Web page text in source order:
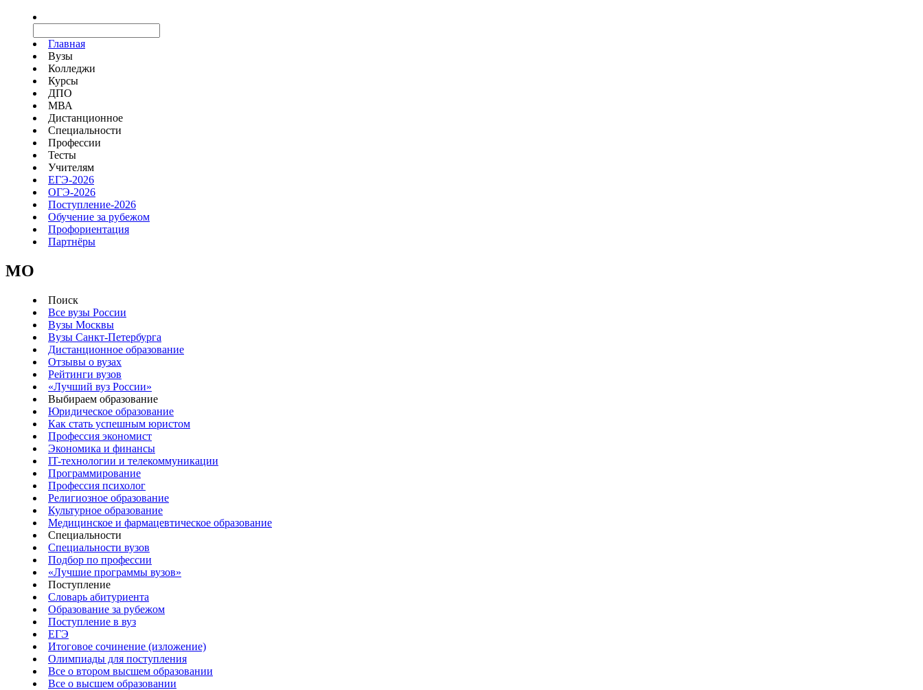
Главная
Вузы
Колледжи
Курсы
ДПО
МВА
Дистанционное
Специальности
Профессии
Тесты
Учителям
ЕГЭ-2026
ОГЭ-2026
Поступление-2026
Обучение за рубежом
Профориентация
Партнёры
MO
Поиск
Все вузы России
Вузы Москвы
Вузы Санкт-Петербурга
Дистанционное образование
Отзывы о вузах
Рейтинги вузов
«Лучший вуз России»
Выбираем образование
Юридическое образование
Как стать успешным юристом
Профессия экономист
Экономика и финансы
IT-технологии и телекоммуникации
Программирование
Профессия психолог
Религиозное образование
Культурное образование
Медицинское и фармацевтическое образование
Специальности
Специальности вузов
Подбор по профессии
«Лучшие программы вузов»
Поступление
Словарь абитуриента
Образование за рубежом
Поступление в вуз
ЕГЭ
Итоговое сочинение (изложение)
Олимпиады для поступления
Все о втором высшем образовании
Все о высшем образовании